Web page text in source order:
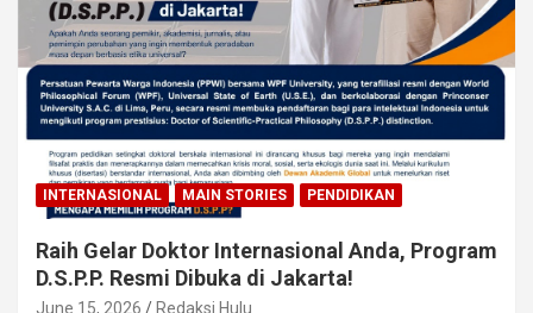
INTERNASIONAL MAIN STORIES PENDIDIKAN
Raih Gelar Doktor Internasional Anda, Program
D.S.P.P. Resmi Dibuka di Jakarta!
June 15, 2026 Redaksi Hulu